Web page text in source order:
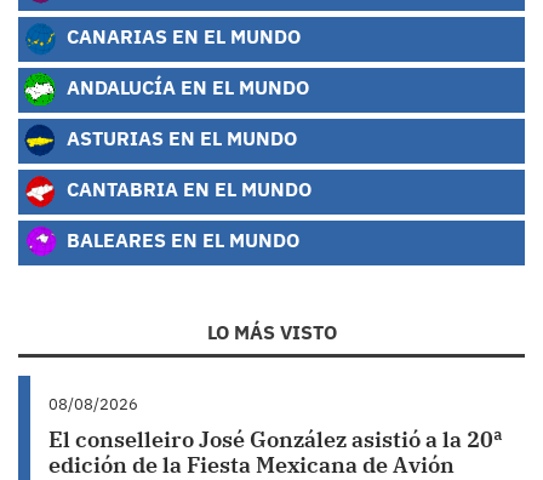
CANARIAS EN EL MUNDO
ANDALUCÍA EN EL MUNDO
ASTURIAS EN EL MUNDO
CANTABRIA EN EL MUNDO
BALEARES EN EL MUNDO
LO MÁS VISTO
08/08/2026
El conselleiro José González asistió a la 20ª
edición de la Fiesta Mexicana de Avión